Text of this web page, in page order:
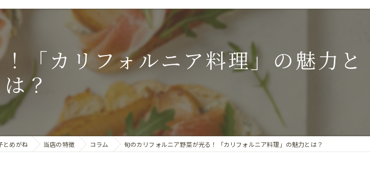
ランチ
ディナー
ハンバーガー
バル
お知らせ
コラム
「カリフォルニア料理」の魅力と
は？
とめがね 当店の特徴 コラム 旬のカリフォルニア野菜が光る！「カリフォルニア料理」の魅力とは？